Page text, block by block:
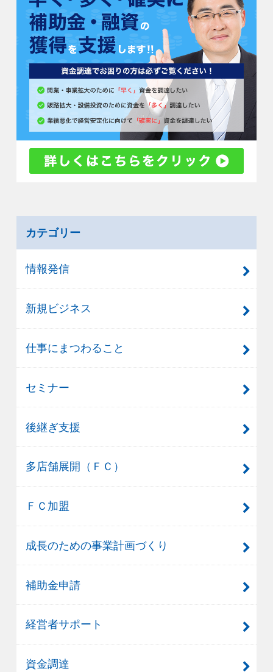
カテゴリー
情報発信
新規ビジネス
仕事にまつわること
セミナー
後継ぎ支援
多店舗展開（ＦＣ）
ＦＣ加盟
成長のための事業計画づくり
補助金申請
経営者サポート
資金調達